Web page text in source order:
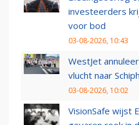
investeerders
voor bod
03-08-2026, 10:43
WestJet
vlucht naar
03-08-2026, 10:02
VisionSafe wijst